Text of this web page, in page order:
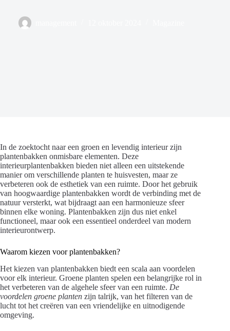
In de zoektocht naar een groen en levendig interieur zijn
plantenbakken onmisbare elementen. Deze
interieurplantenbakken bieden niet alleen een uitstekende
manier om verschillende planten te huisvesten, maar ze
verbeteren ook de esthetiek van een ruimte. Door het gebruik
van hoogwaardige plantenbakken wordt de verbinding met de
natuur versterkt, wat bijdraagt aan een harmonieuze sfeer
binnen elke woning. Plantenbakken zijn dus niet enkel
functioneel, maar ook een essentieel onderdeel van modern
interieurontwerp.
Waarom kiezen voor plantenbakken?
Het kiezen van plantenbakken biedt een scala aan voordelen
voor elk interieur. Groene planten spelen een belangrijke rol in
het verbeteren van de algehele sfeer van een ruimte. De
voordelen groene planten zijn talrijk, van het filteren van de
lucht tot het creëren van een vriendelijke en uitnodigende
omgeving.